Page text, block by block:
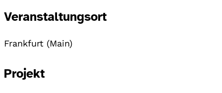
Veranstaltungsort
Frankfurt (Main)
Projekt